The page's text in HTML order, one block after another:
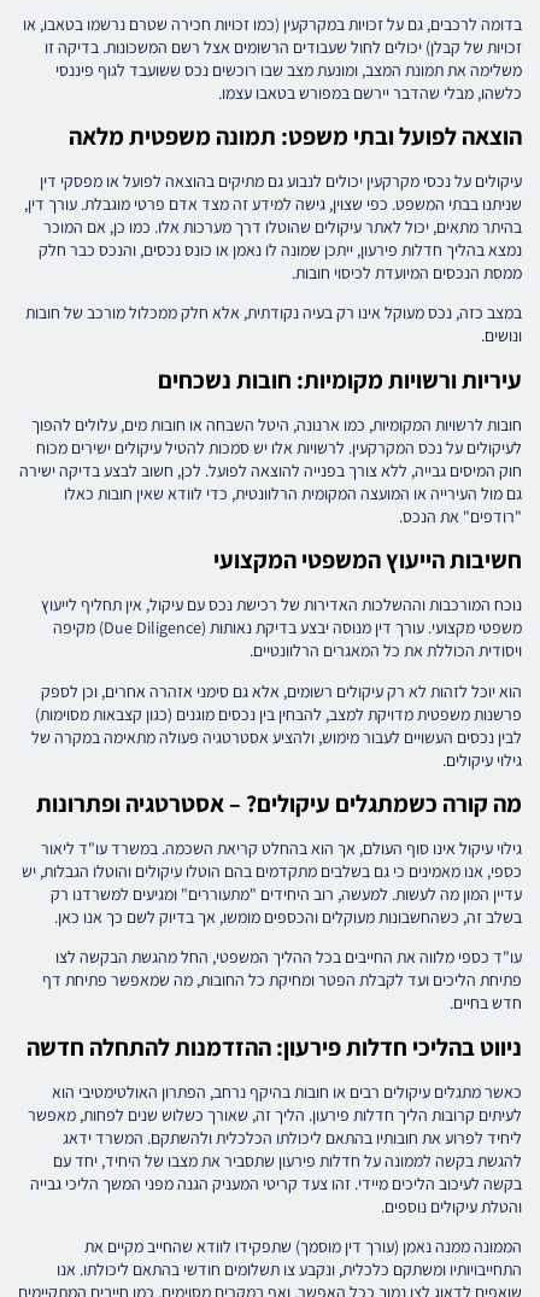
בדומה לרכבים, גם על זכויות במקרקעין (כמו זכויות חכירה שטרם נרשמו בטאבו, או
זכויות של קבלן) יכולים לחול שעבודים הרשומים אצל רשם המשכונות. בדיקה זו
משלימה את תמונת המצב, ומונעת מצב שבו רוכשים נכס ששועבד לגוף פיננסי
כלשהו, מבלי שהדבר יירשם במפורש בטאבו עצמו.
הוצאה לפועל ובתי משפט: תמונה משפטית מלאה
עיקולים על נכסי מקרקעין יכולים לנבוע גם מתיקים בהוצאה לפועל או מפסקי דין
שניתנו בבתי המשפט. כפי שצוין, גישה למידע זה מצד אדם פרטי מוגבלת. עורך דין,
בהיתר מתאים, יכול לאתר עיקולים שהוטלו דרך מערכות אלו. כמו כן, אם המוכר
נמצא בהליך חדלות פירעון, ייתכן שמונה לו נאמן או כונס נכסים, והנכס כבר חלק
ממסת הנכסים המיועדת לכיסוי חובות.
במצב כזה, נכס מעוקל אינו רק בעיה נקודתית, אלא חלק ממכלול מורכב של חובות
ונושים.
עיריות ורשויות מקומיות: חובות נשכחים
חובות לרשויות המקומיות, כמו ארנונה, היטל השבחה או חובות מים, עלולים להפוך
לעיקולים על נכס המקרקעין. לרשויות אלו יש סמכות להטיל עיקולים ישירים מכוח
חוק המיסים גבייה, ללא צורך בפנייה להוצאה לפועל. לכן, חשוב לבצע בדיקה ישירה
גם מול העירייה או המועצה המקומית הרלוונטית, כדי לוודא שאין חובות כאלו
"רודפים" את הנכס.
חשיבות הייעוץ המשפטי המקצועי
נוכח המורכבות וההשלכות האדירות של רכישת נכס עם עיקול, אין תחליף לייעוץ
משפטי מקצועי. עורך דין מנוסה יבצע בדיקת נאותות (Due Diligence) מקיפה
ויסודית הכוללת את כל המאגרים הרלוונטיים.
הוא יוכל לזהות לא רק עיקולים רשומים, אלא גם סימני אזהרה אחרים, וכן לספק
פרשנות משפטית מדויקת למצב, להבחין בין נכסים מוגנים (כגון קצבאות מסוימות)
לבין נכסים העשויים לעבור מימוש, ולהציע אסטרטגיה פעולה מתאימה במקרה של
גילוי עיקולים.
מה קורה כשמתגלים עיקולים? – אסטרטגיה ופתרונות
גילוי עיקול אינו סוף העולם, אך הוא בהחלט קריאת השכמה. במשרד עו"ד ליאור
כספי, אנו מאמינים כי גם בשלבים מתקדמים בהם הוטלו עיקולים והוטלו הגבלות, יש
עדיין המון מה לעשות. למעשה, רוב היחידים "מתעוררים" ומגיעים למשרדנו רק
בשלב זה, כשהחשבונות מעוקלים והכספים מומשו, אך בדיוק לשם כך אנו כאן.
עו"ד כספי מלווה את החייבים בכל ההליך המשפטי, החל מהגשת הבקשה לצו
פתיחת הליכים ועד לקבלת הפטר ומחיקת כל החובות, מה שמאפשר פתיחת דף
חדש בחיים.
ניווט בהליכי חדלות פירעון: ההזדמנות להתחלה חדשה
כאשר מתגלים עיקולים רבים או חובות בהיקף נרחב, הפתרון האולטימטיבי הוא
לעיתים קרובות הליך חדלות פירעון. הליך זה, שאורך כשלוש שנים לפחות, מאפשר
ליחיד לפרוע את חובותיו בהתאם ליכולתו הכלכלית ולהשתקם. המשרד ידאג
להגשת בקשה לממונה על חדלות פירעון שתסביר את מצבו של היחיד, יחד עם
בקשה לעיכוב הליכים מיידי. זהו צעד קריטי המעניק הגנה מפני המשך הליכי גבייה
והטלת עיקולים נוספים.
הממונה ממנה נאמן (עורך דין מוסמך) שתפקידו לוודא שהחייב מקיים את
התחייבויותיו ומשתקם כלכלית, ונקבע צו תשלומים חודשי בהתאם ליכולתו. אנו
שואפים לדאוג לצו נמוך ככל האפשר, ואף במקרים מסוימים, כמו חייבים המתקיימים